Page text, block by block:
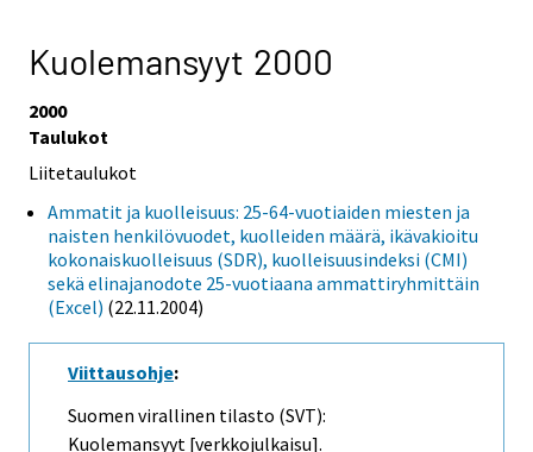
Kuolemansyyt 2000
2000
Taulukot
Liitetaulukot
Ammatit ja kuolleisuus: 25-64-vuotiaiden miesten ja
naisten henkilövuodet, kuolleiden määrä, ikävakioitu
kokonaiskuolleisuus (SDR), kuolleisuusindeksi (CMI)
sekä elinajanodote 25-vuotiaana ammattiryhmittäin
(Excel) (22.11.2004)
Viittausohje:
Suomen virallinen tilasto (SVT):
Kuolemansyyt [verkkojulkaisu].